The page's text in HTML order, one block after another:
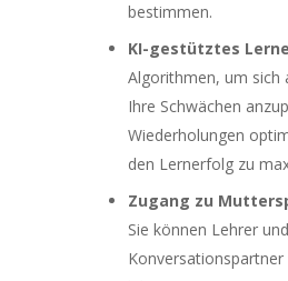
bestimmen.
KI-gestütztes
Algorithmen, um sich
Ihre Schwächen
Wiederholungen
den Lernerfolg zu
Zugang zu
Sie können Lehrer und